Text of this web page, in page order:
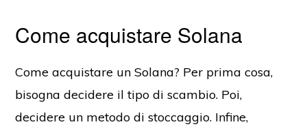
Come acquistare Solana
Come acquistare un Solana? Per prima cosa,
bisogna decidere il tipo di scambio. Poi,
decidere un metodo di stoccaggio. Infine,